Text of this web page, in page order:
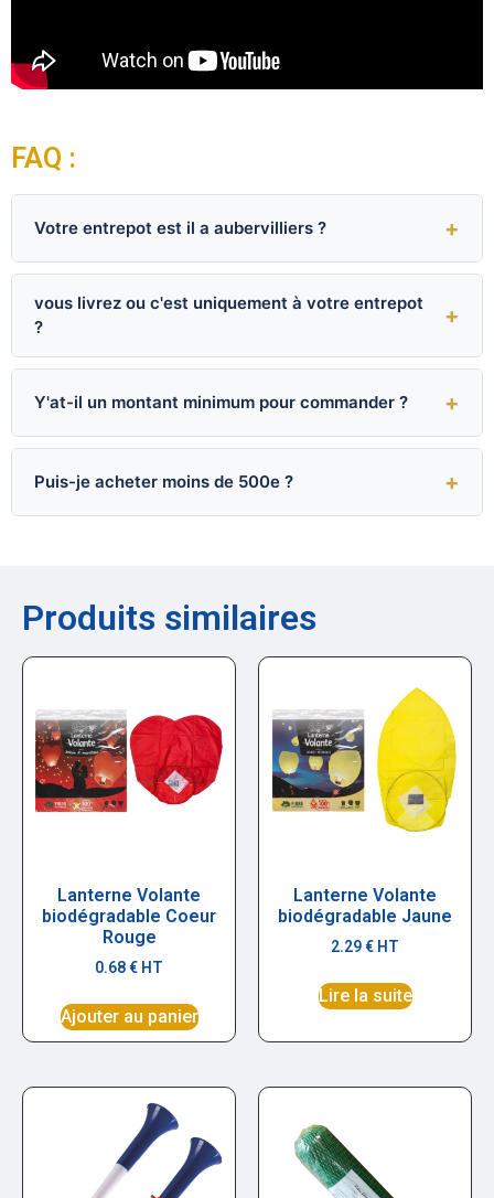
FAQ :
Votre entrepot est il a aubervilliers ? +
vous livrez ou c'est uniquement à votre entrepot
?
+
Y'at-il un montant minimum pour commander ? +
Puis-je acheter moins de 500e ? +
Produits similaires
Lanterne Volante
biodégradable Coeur
Rouge
0.68€ HT
Ajouter au panier
Lanterne Volante
biodégradable Jaune
2.29€ HT
Lire la suite